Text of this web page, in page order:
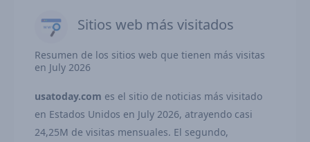
Sitios web más visitados
Resumen de los sitios web que tienen más visitas
en July 2026
usatoday.com es el sitio de noticias más visitado
en Estados Unidos en July 2026, atrayendo casi
24,25M de visitas mensuales. El segundo,